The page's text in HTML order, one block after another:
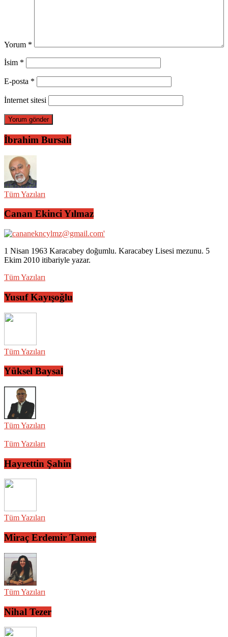
Yorum *
İsim *
E-posta *
İnternet sitesi
İbrahim Bursalı
Tüm Yazıları
Canan Ekinci Yılmaz
1 Nisan 1963 Karacabey doğumlu. Karacabey Lisesi mezunu. 5
Ekim 2010 itibariyle yazar.
Tüm Yazıları
Yusuf Kayışoğlu
Tüm Yazıları
Yüksel Baysal
Tüm Yazıları
Tüm Yazıları
Hayrettin Şahin
Tüm Yazıları
Miraç Erdemir Tamer
Tüm Yazıları
Nihal Tezer